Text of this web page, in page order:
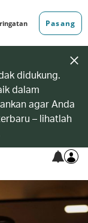
didukung.
dalam
agar Anda
– lihatlah